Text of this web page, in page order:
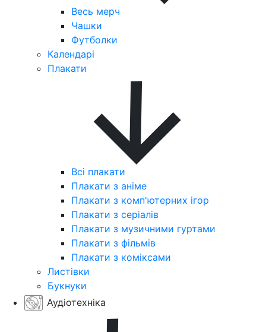
Весь мерч
Чашки
Футболки
Календарі
Плакати
Всі плакати
Плакати з аніме
Плакати з комп'ютерних ігор
Плакати з серіалів
Плакати з музичними гуртами
Плакати з фільмів
Плакати з коміксами
Листівки
Букнуки
Аудіотехніка